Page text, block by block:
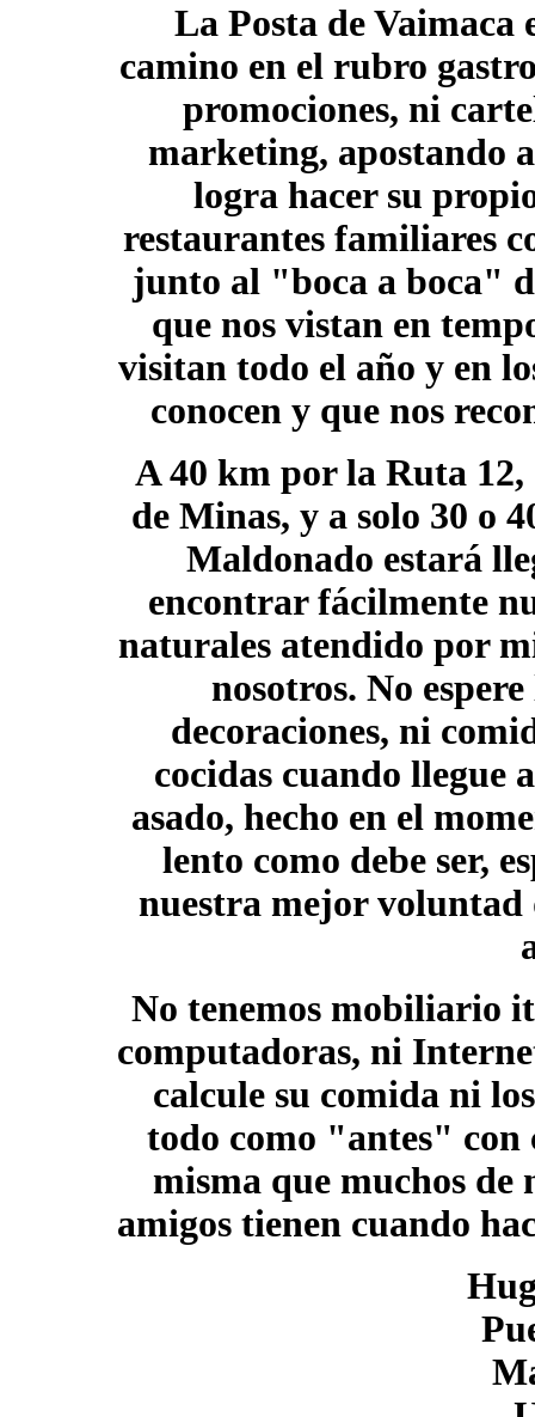
La Posta de Vaimaca
camino en el rubro
promociones, ni
marketing, apostando
logra hacer su
restaurantes familiares
junto al "boca a boca"
que nos vistan en
visitan todo el año y en
conocen y que nos
A 40 km por la Ruta 12,
de Minas, y a solo 30 o
Maldonado estará
encontrar fácilmente
naturales atendido por
nosotros. No
decoraciones, ni
cocidas cuando llegue
asado, hecho en el
lento como debe ser,
nuestra mejor voluntad
No tenemos mobiliario
computadoras, ni
calcule su comida ni
todo como "antes" con
misma que muchos de
amigos tienen cuando